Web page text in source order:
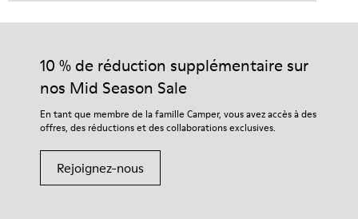
10 % de réduction supplémentaire sur
nos Mid Season Sale
En tant que membre de la famille Camper, vous avez accès à des
offres, des réductions et des collaborations exclusives.
Rejoignez-nous